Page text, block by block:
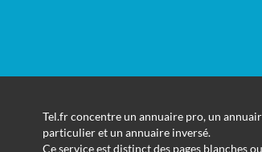
Tel.fr concentre un annuaire pro, un
particulier et un annuaire inversé.
Ce service est distinct des pages blanches